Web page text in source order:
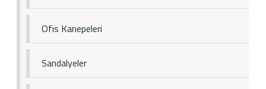
Ofis Kanepeleri
Sandalyeler